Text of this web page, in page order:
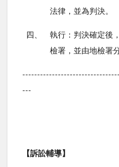
法律，並為判決。
四、
執行：判決確定後
檢署，並由地檢署
---
【訴訟輔導】